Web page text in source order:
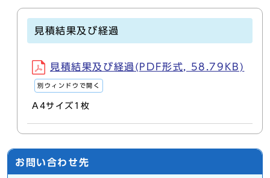
見積結果及び経過
見積結果及び経過(PDF形式, 58.79KB)
別ウィンドウで開く
A4サイズ1枚
お問い合わせ先